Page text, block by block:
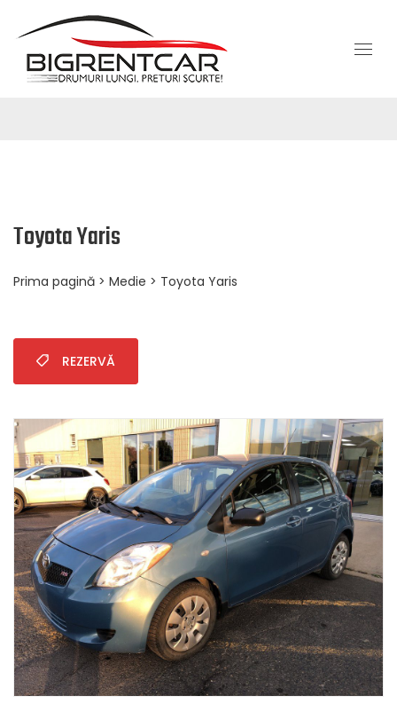
Toyota Yaris
Prima pagină > Medie > Toyota Yaris
REZERVĂ